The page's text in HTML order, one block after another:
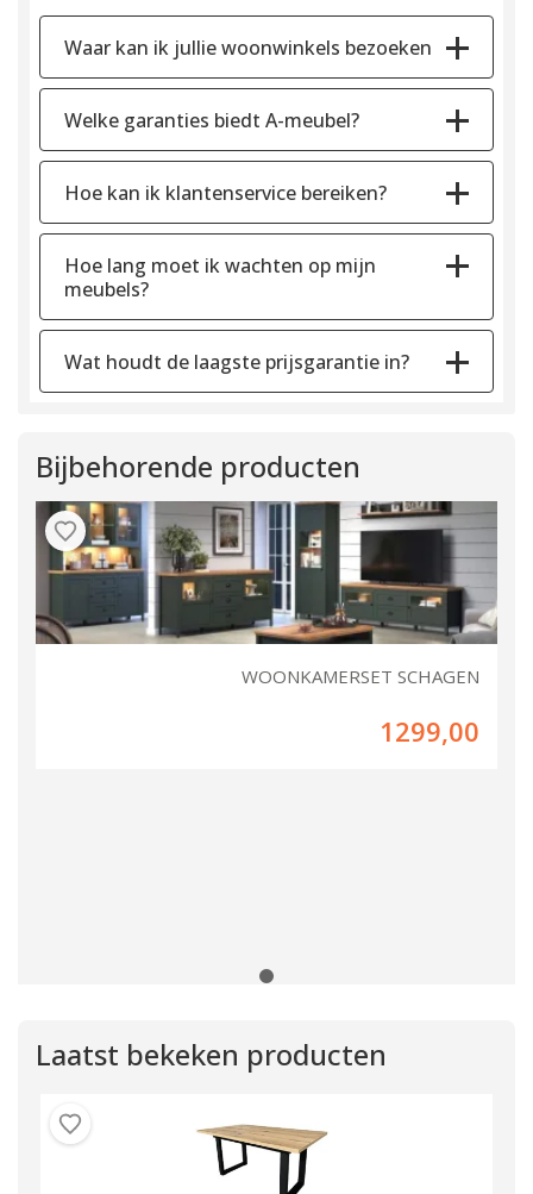
Waar kan ik jullie woonwinkels bezoeken
Welke garanties biedt A-meubel?
Hoe kan ik klantenservice bereiken?
Hoe lang moet ik wachten op mijn
meubels?
Wat houdt de laagste prijsgarantie in?
Bijbehorende producten
WOONKAMERSET SCHAGEN
1299,00
Laatst bekeken producten